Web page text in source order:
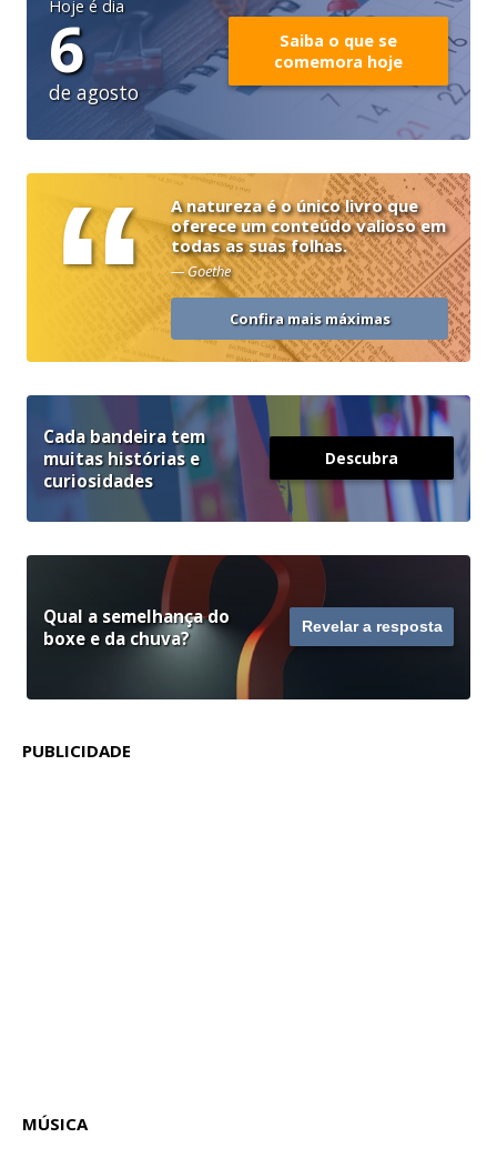
Hoje é dia
6
de agosto
Saiba o que se
comemora hoje
“
A natureza é o único livro que
oferece um conteúdo valioso em
todas as suas folhas.
— Goethe
Confira mais máximas
Cada bandeira tem
muitas histórias e
curiosidades
Descubra
Qual a semelhança do
boxe e da chuva?
Revelar a resposta
PUBLICIDADE
MÚSICA